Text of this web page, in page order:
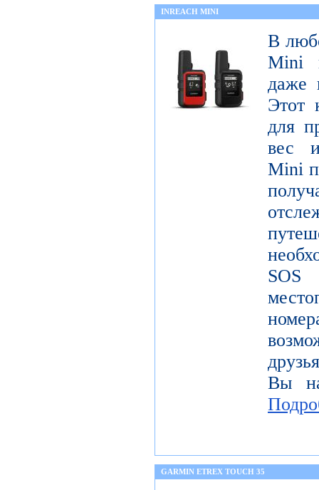
INREACH MINI
В
Mini
даже
Этот
для
вес
Mini
Вы
GARMIN ETREX TOUCH 35